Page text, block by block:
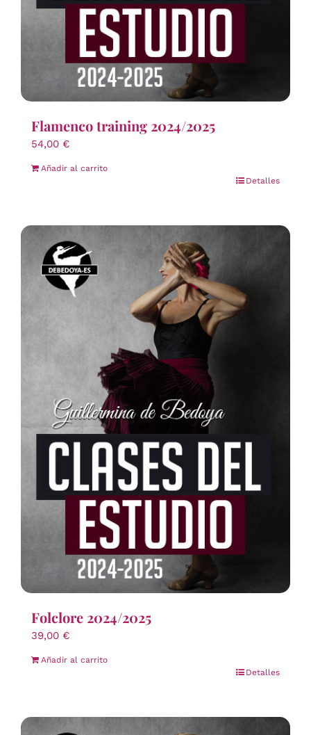
Flamenco training 2024/2025
54,00 €
Añadir al carrito
Detalles
Folclore 2024/2025
39,00 €
Añadir al carrito
Detalles